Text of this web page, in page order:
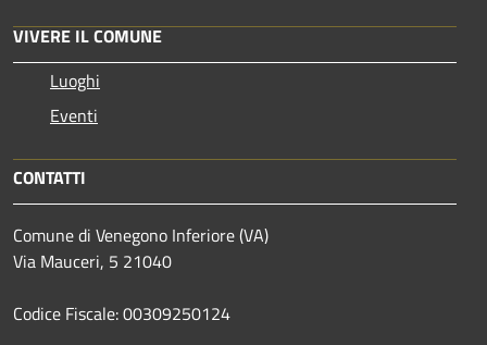
VIVERE IL COMUNE
Luoghi
Eventi
CONTATTI
Comune di Venegono Inferiore (VA)
Via Mauceri, 5 21040
Codice Fiscale: 00309250124